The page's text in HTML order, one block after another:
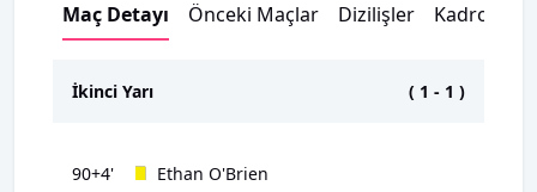
Maç Detayı Önceki Maçlar Dizilişler Kadrolar
İkinci Yarı ( 1 - 1 )
90+4' Ethan O'Brien